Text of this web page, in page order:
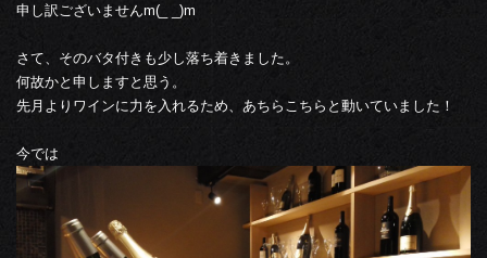
申し訳ございませんm(_ _)m
さて、そのバタ付きも少し落ち着きました。
何故かと申しますと思う。
先月よりワインに力を入れるため、あちらこちらと動いていました！
今では